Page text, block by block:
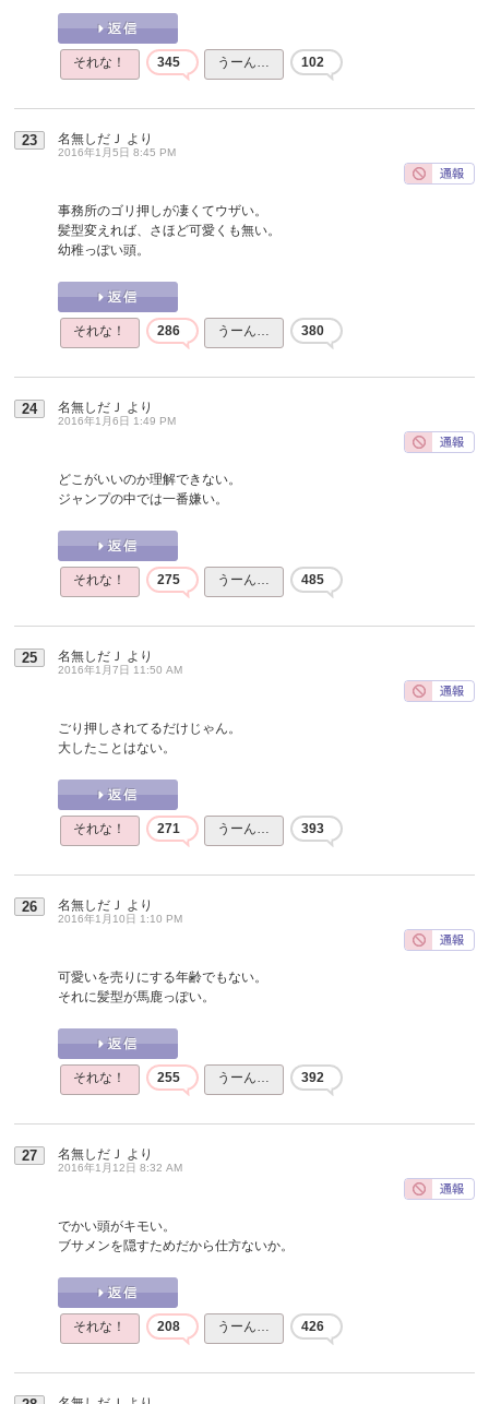
それな！ 345 うーん… 102
23 名無しだＪ より
2016年1月5日 8:45 PM
事務所のゴリ押しが凄くてウザい。
髪型変えれば、さほど可愛くも無い。
幼稚っぽい頭。
それな！ 286 うーん… 380
24 名無しだＪ より
2016年1月6日 1:49 PM
どこがいいのか理解できない。
ジャンプの中では一番嫌い。
それな！ 275 うーん… 485
25 名無しだＪ より
2016年1月7日 11:50 AM
ごり押しされてるだけじゃん。
大したことはない。
それな！ 271 うーん… 393
26 名無しだＪ より
2016年1月10日 1:10 PM
可愛いを売りにする年齢でもない。
それに髪型が馬鹿っぽい。
それな！ 255 うーん… 392
27 名無しだＪ より
2016年1月12日 8:32 AM
でかい頭がキモい。
ブサメンを隠すためだから仕方ないか。
それな！ 208 うーん… 426